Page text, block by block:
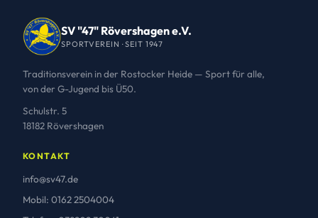
SV "47" Rövershagen e.V.
SPORTVEREIN · SEIT 1947
Traditionsverein in der Rostocker Heide — Sport für alle,
von der G-Jugend bis Ü50.
Schulstr. 5
18182 Rövershagen
KONTAKT
info@sv47.de
Mobil: 0162 2504004